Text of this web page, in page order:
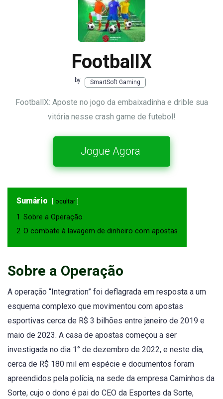
FootballX
by SmartSoft Gaming
FootballX: Aposte no jogo da embaixadinha e drible sua
vitória nesse crash game de futebol!
Jogue Agora
Sumário ocultar
1 Sobre a Operação
2 O combate à lavagem de dinheiro com apostas
Sobre a Operação
A operação “Integration” foi deflagrada em resposta a um
esquema complexo que movimentou com apostas
esportivas cerca de R$ 3 bilhões entre janeiro de 2019 e
maio de 2023. A casa de apostas começou a ser
investigada no dia 1° de dezembro de 2022, e neste dia,
cerca de R$ 180 mil em espécie e documentos foram
apreendidos pela polícia, na sede da empresa Caminhos da
Sorte, cujo o dono é pai do CEO da Esportes da Sorte,